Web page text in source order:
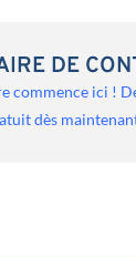
DE
commence ici !
dès